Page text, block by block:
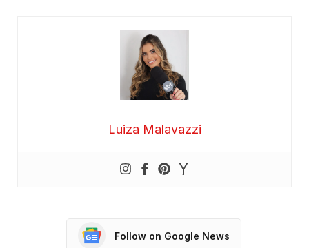
Luiza Malavazzi
Follow on Google News